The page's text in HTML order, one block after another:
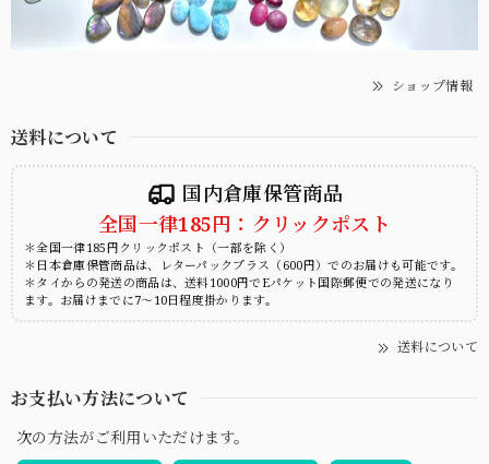
ショップ情報
送料について
国内倉庫保管商品
全国一律185円：クリックポスト
＊全国一律185円クリックポスト（一部を除く）
＊日本倉庫保管商品は、レターパックプラス（600円）でのお届けも可能です。
＊タイからの発送の商品は、送料1000円でEパケット国際郵便での発送になり
ます。お届けまでに7～10日程度掛かります。
送料について
お支払い方法について
次の方法がご利用いただけます。